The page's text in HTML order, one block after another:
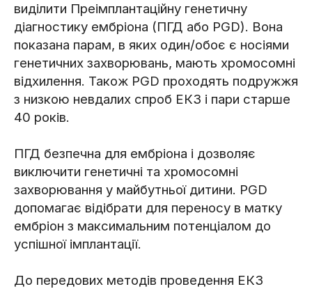
виділити Преімплантаційну генетичну
діагностику ембріона (ПГД або PGD). Вона
показана парам, в яких один/обоє є носіями
генетичних захворювань, мають хромосомні
відхилення. Також PGD проходять подружжя
з низкою невдалих спроб ЕКЗ і пари старше
40 років.
ПГД безпечна для ембріона і дозволяє
виключити генетичні та хромосомні
захворювання у майбутньої дитини. PGD ​​
допомагає відібрати для переносу в матку
ембріон з максимальним потенціалом до
успішної імплантації.
До передових методів проведення ЕКЗ